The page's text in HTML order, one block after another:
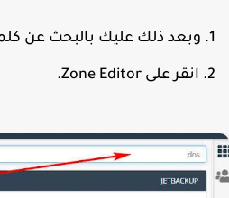
وبعد ذلك عليك بالبحث عن كلمة DNS.
انقر على Zone Editor.